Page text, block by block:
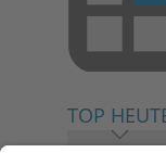
TOP